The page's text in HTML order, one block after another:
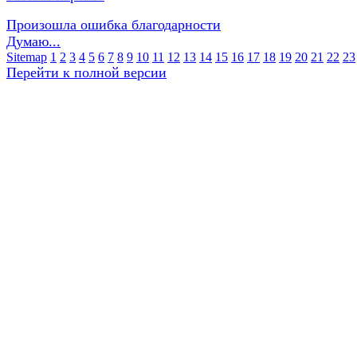
Произошла ошибка благодарности
Думаю...
Sitemap 1 2 3 4 5 6 7 8 9 10 11 12 13 14 15 16 17 18 19 20 21 22 23
Перейти к полной версии